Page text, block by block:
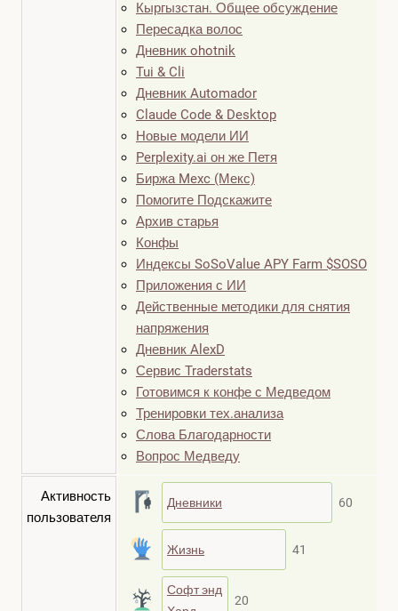
Кыргызстан. Общее обсуждение
Пересадка волос
Дневник ohotnik
Tui & Cli
Дневник Automador
Claude Code & Desktop
Новые модели ИИ
Perplexity.ai он же Петя
Биржа Mexc (Мекс)
Помогите Подскажите
Архив старья
Конфы
Индексы SoSoValue APY Farm $SOSO
Приложения с ИИ
Действенные методики для снятия
напряжения
Дневник AlexD
Сервис Traderstats
Готовимся к конфе с Медведом
Тренировки тех.анализа
Слова Благодарности
Вопрос Медведу
Активность
пользователя
Дневники 60
Жизнь 41
Софт энд
20